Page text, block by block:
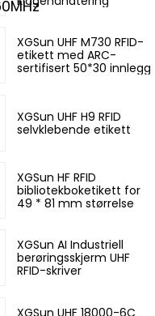
XGSun UHF M730 RFID-
etikett med ARC-
sertifisert 50*30 innlegg
XGSun UHF H9 RFID
selvklebende etikett
XGSun HF RFID
bibliotekboketikett for
49 * 81 mm størrelse
XGSun AI Industriell
berøringsskjerm UHF
RFID-skriver
XGSun UHF 18000-6C